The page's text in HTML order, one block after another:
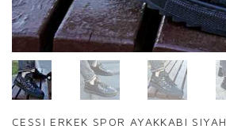
CESSI ERKEK SPOR AYAKKABI SIYAH